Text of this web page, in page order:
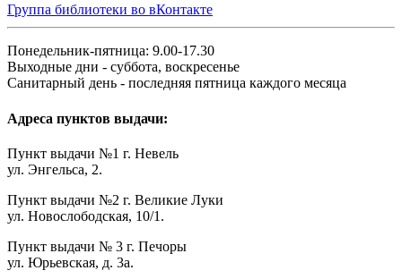
Группа библиотеки во вКонтакте
Понедельник-пятница: 9.00-17.30
Выходные дни - суббота, воскресенье
Санитарный день - последняя пятница каждого месяца
Адреса пунктов выдачи:
Пункт выдачи №1 г. Невель
ул. Энгельса, 2.
Пункт выдачи №2 г. Великие Луки
ул. Новослободская, 10/1.
Пункт выдачи № 3 г. Печоры
ул. Юрьевская, д. 3а.